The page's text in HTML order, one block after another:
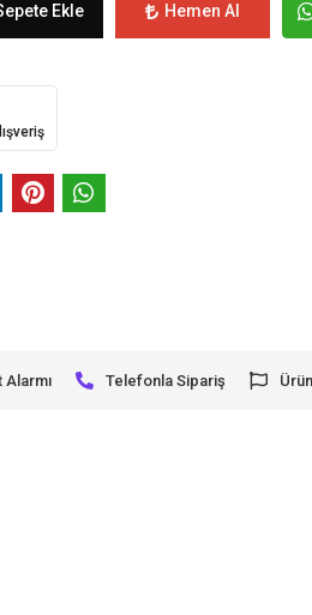
Ekle Hemen Al
Alarmı Telefonla Sipariş